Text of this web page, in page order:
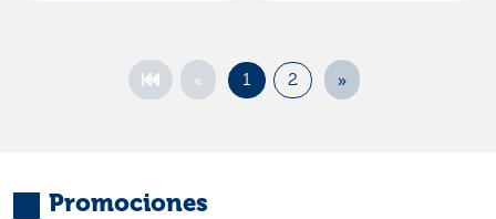
« 1 2 »
Promociones